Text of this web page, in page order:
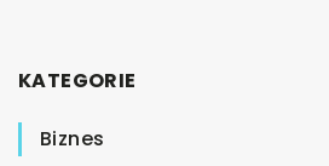
KATEGORIE
Biznes